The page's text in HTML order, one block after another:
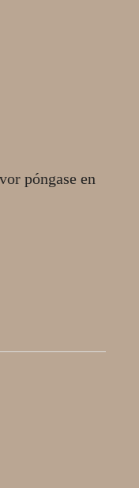
póngase en